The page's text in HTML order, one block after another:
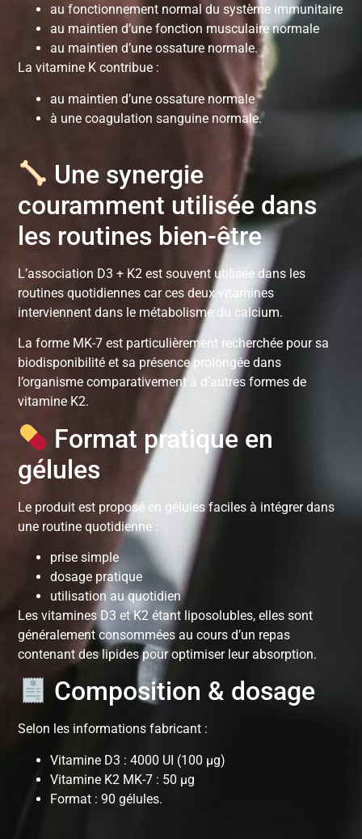
au fonctionnement normal du système immunitaire
au maintien d’une fonction musculaire normale
au maintien d’une ossature normale.
La vitamine K contribue :
au maintien d’une ossature normale
à une coagulation sanguine normale.
Une synergie
couramment utilisée dans
les routines bien-être
L’association D3 + K2 est souvent utilisée dans les
routines quotidiennes car ces deux vitamines
interviennent dans le métabolisme du calcium.
La forme MK-7 est particulièrement recherchée pour sa
biodisponibilité et sa présence prolongée dans
l’organisme comparativement à d’autres formes de
vitamine K2.
Format pratique en
gélules
Le produit est proposé en gélules faciles à intégrer dans
une routine quotidienne :
prise simple
dosage pratique
utilisation au quotidien
Les vitamines D3 et K2 étant liposolubles, elles sont
généralement consommées au cours d’un repas
contenant des lipides pour optimiser leur absorption.
Composition & dosage
Selon les informations fabricant :
Vitamine D3 : 4000 UI (100 µg)
Vitamine K2 MK-7 : 50 µg
Format : 90 gélules.